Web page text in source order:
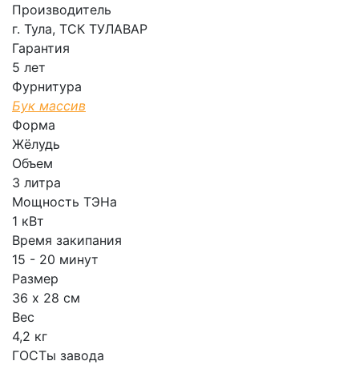
Производитель
г. Тула, ТСК ТУЛАВАР
Гарантия
5 лет
Фурнитура
Бук массив
Форма
Жёлудь
Объем
3 литра
Мощность ТЭНа
1 кВт
Время закипания
15 - 20 минут
Размер
36 х 28 см
Вес
4,2 кг
ГОСТы завода